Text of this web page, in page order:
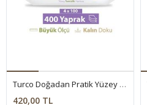
Turco Doğadan Pratik Yüzey Temizlik Havlusu Lavanta 4x100 (400 Yaprak)
420,00 TL